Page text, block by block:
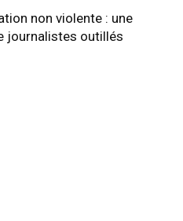
non violente : une
journalistes outillés